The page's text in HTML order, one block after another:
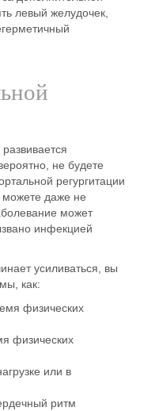
левый желудочек,
не будете
регургитации
можете даже не
может
инфекцией
усиливаться, вы
как:
физических
физических
или в
ритм